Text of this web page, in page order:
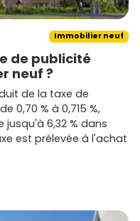
Immobilier neuf
de publicité
neuf ?
de la taxe de
0,70 % à 0,715 %,
jusqu'à 6,32 % dans
est prélevée à l'achat